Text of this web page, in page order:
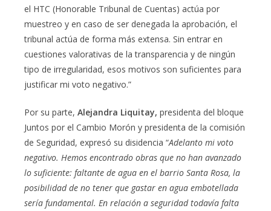
el HTC (Honorable Tribunal de Cuentas) actúa por
muestreo y en caso de ser denegada la aprobación, el
tribunal actúa de forma más extensa. Sin entrar en
cuestiones valorativas de la transparencia y de ningún
tipo de irregularidad, esos motivos son suficientes para
justificar mi voto negativo.”
Por su parte, Alejandra Liquitay, presidenta del bloque
Juntos por el Cambio Morón y presidenta de la comisión
de Seguridad, expresó su disidencia “Adelanto mi voto
negativo. Hemos encontrado obras que no han avanzado
lo suficiente: faltante de agua en el barrio Santa Rosa, la
posibilidad de no tener que gastar en agua embotellada
sería fundamental. En relación a seguridad todavía falta